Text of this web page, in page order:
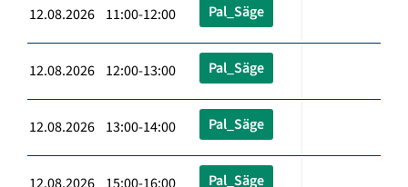
12.08.2026 11:00-12:00 Pal_Säge
12.08.2026 12:00-13:00 Pal_Säge
12.08.2026 13:00-14:00 Pal_Säge
Pal_Säge